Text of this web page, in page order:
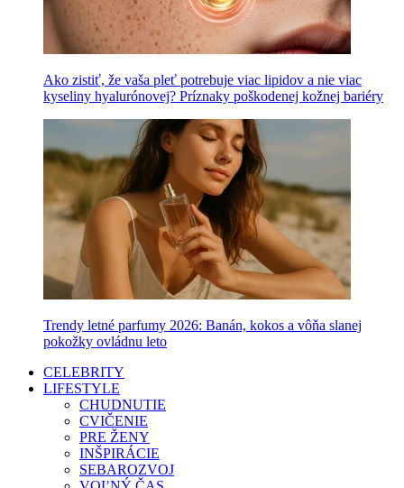
Ako zistiť, že vaša pleť potrebuje viac lipidov a nie viac
kyseliny hyalurónovej? Príznaky poškodenej kožnej bariéry
Trendy letné parfumy 2026: Banán, kokos a vôňa slanej
pokožky ovládnu leto
CELEBRITY
LIFESTYLE
CHUDNUTIE
CVIČENIE
PRE ŽENY
INŠPIRÁCIE
SEBAROZVOJ